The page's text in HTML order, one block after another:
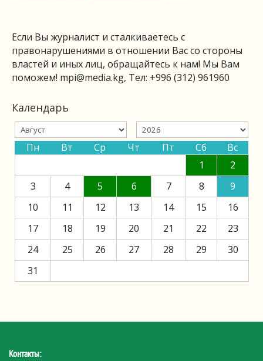
Если Вы журналист и сталкиваетесь с
правонарушениями в отношении Вас со стороны
властей и иных лиц, обращайтесь к нам! Мы Вам
поможем! mpi@media.kg, Тел: +996 (312) 961960
Календарь
Пн Вт Ср Чт Пт Сб
Вс
1
2
3
4 5 6 7 8
9
10
11 12 13 14 15
16
17
18 19 20 21 22
23
24
25 26 27 28 29
30
31
Контакты: